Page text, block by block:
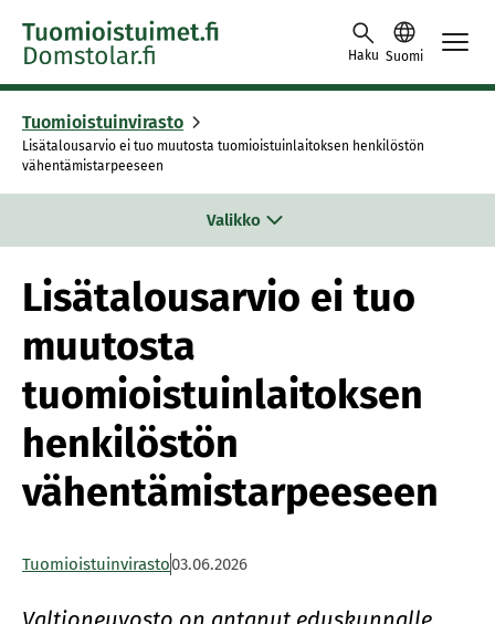
Siirry sisältöön
Haku Suomi
Tuomioistuinvirasto
Lisätalousarvio ei tuo muutosta tuomioistuinlaitoksen henkilöstön
vähentämistarpeeseen
Valikko
Lisätalousarvio ei tuo
muutosta
tuomioistuinlaitoksen
henkilöstön
vähentämistarpeeseen
Tuomioistuinvirasto03.06.2026